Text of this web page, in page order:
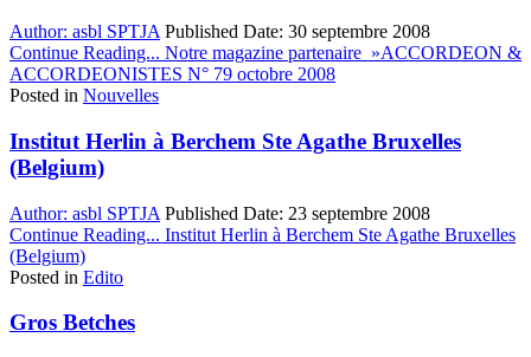
Author: asbl SPTJA Published Date: 30 septembre 2008
Continue Reading... Notre magazine partenaire »ACCORDEON &
ACCORDEONISTES N° 79 octobre 2008
Posted in Nouvelles
Institut Herlin à Berchem Ste Agathe Bruxelles
(Belgium)
Author: asbl SPTJA Published Date: 23 septembre 2008
Continue Reading... Institut Herlin à Berchem Ste Agathe Bruxelles
(Belgium)
Posted in Edito
Gros Betches